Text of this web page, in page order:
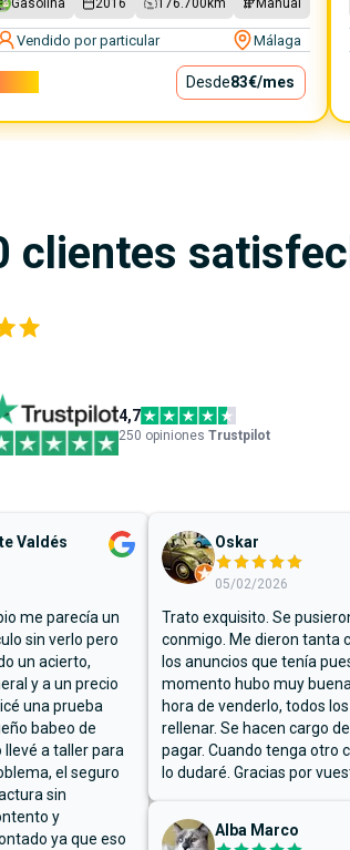
Vendido por particular Málaga
Desde83€/mes
clientes
4,7
250 opiniones Trustpilot
Valdés
me parecía un
sin verlo pero
un acierto,
y a un precio
una prueba
babeo de
llevé a taller para
el seguro
sin
y
ya que eso
Oskar
05/02/2026
Trato exquisito. Se
conmigo. Me dieron tanta
los anuncios que tenía
momento hubo muy
hora de venderlo, todos
rellenar. Se hacen cargo
pagar. Cuando tenga otro
lo dudaré. Gracias por
Alba Marco